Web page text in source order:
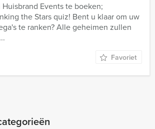
Events te boeken;
the Stars quiz! Bent u klaar om uw
te ranken? Alle geheimen zullen
Favoriet